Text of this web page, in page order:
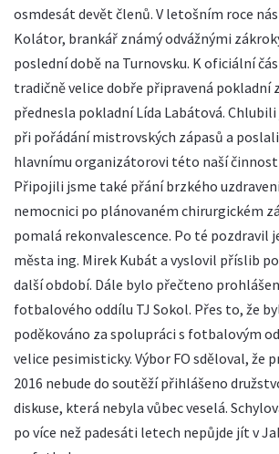
osmdesát devět členů. V letošním roce
Kolátor, brankář známý odvážnými
poslední době na Turnovsku. K oficiální
tradičně velice dobře připravená pokladní
přednesla pokladní Lída Labátová.
při pořádání mistrovských zápasů a
hlavnímu organizátorovi této naší
Připojili jsme také přání brzkého
nemocnici po plánovaném chirurgickém
pomalá rekonvalescence. Po té pozdravil
města ing. Mirek Kubát a vyslovil příslib
další období. Dále bylo přečteno
fotbalového oddílu TJ Sokol. Přes to, že
poděkováno za spolupráci s fotbalovým
velice pesimisticky. Výbor FO sděloval, že
2016 nebude do soutěží přihlášeno
diskuse, která nebyla vůbec veselá.
po více než padesáti letech nepůjde jít v